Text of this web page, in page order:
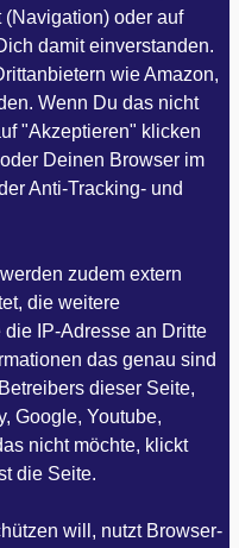
oder auf
damit einverstanden.
wie Amazon,
Wenn Du das nicht
"Akzeptieren" klicken
Deinen Browser im
Anti-Tracking- und
zudem extern
die weitere
IP-Adresse an Dritte
das genau sind
dieser Seite,
Google, Youtube,
nicht möchte, klickt
die Seite.
will, nutzt Browser-